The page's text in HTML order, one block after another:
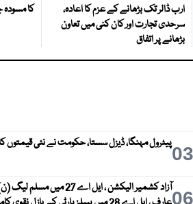
ارب ڈالر تک بڑھانے کے عزم کا اعادہ،
سرحدی تجارت اور کان کنی میں تعاون
بڑھانے پر اتفاق
کا مسودہ
03پیٹرول مہنگا، ڈیزل سستا، حکومت نے نئی قیمتوں
06
آزاد کشمیر الیکشن ، ایل اے 27 میں